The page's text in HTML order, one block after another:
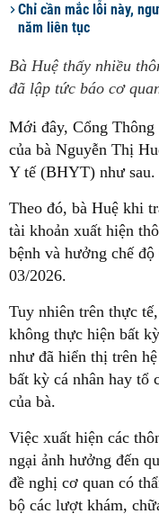
Chỉ cần mắc lỗi này,
năm liên tục
Bà Huệ thấy nhiều
đã lập tức báo cơ
Mới đây, Cổng Thông
của bà Nguyễn Thị
Y tế (BHYT) như sau.
Theo đó, bà Huệ khi
tài khoản xuất hiện
bệnh và hưởng chế
03/2026.
Tuy nhiên trên thực
không thực hiện bất
như đã hiển thị trên
bất kỳ cá nhân hay tổ
của bà.
Việc xuất hiện các
ngại ảnh hưởng đến
đề nghị cơ quan có
bộ các lượt khám,